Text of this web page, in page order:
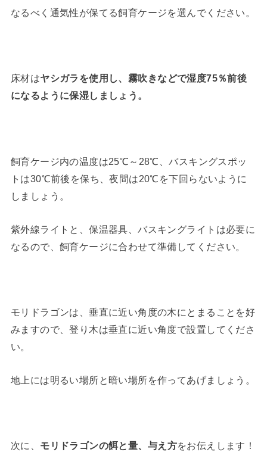
なるべく通気性が保てる飼育ケージを選んでください。
床材はヤシガラを使用し、霧吹きなどで湿度75％前後
になるように保湿しましょう。
飼育ケージ内の温度は25℃～28℃、バスキングスポッ
トは30℃前後を保ち、夜間は20℃を下回らないように
しましょう。
紫外線ライトと、保温器具、バスキングライトは必要に
なるので、飼育ケージに合わせて準備してください。
モリドラゴンは、垂直に近い角度の木にとまることを好
みますので、登り木は垂直に近い角度で設置してくださ
い。
地上には明るい場所と暗い場所を作ってあげましょう。
次に、 モリドラゴンの餌と量、与え方をお伝えします！